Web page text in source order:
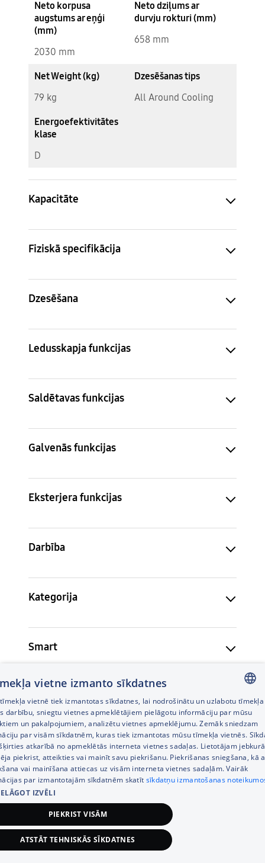
659,00€
Neto korpusa
augstums ar eņģi
(mm)
2030 mm
Neto dziļums ar
durvju rokturi (mm)
658 mm
Net Weight (kg)
79 kg
Dzesēšanas tips
All Around Cooling
Energoefektivitātes
klase
D
Kapacitāte
Fiziskā specifikācija
Dzesēšana
Ledusskapja funkcijas
Saldētavas funkcijas
Galvenās funkcijas
Eksterjera funkcijas
Darbība
Kategorija
Smart
Basic Information
Dizains un specifikācijas var tikt mainītas bez iepriekšēja
brīdinājuma.
Piedāvājums spēkā no 11.08.2025 līdz 14.08.2025.
Līdzīgas preces
LATVIAN
RUSSIAN
ENGLISH
vietne izmanto sīkdatnes
vietnē tiek izmantotas sīkdatnes, lai nodrošinātu un uzlabotu tīmekļa
darbību, sniegtu vietnes apmeklētājiem pielāgotu informāciju par mūsu
un pakalpojumiem, analizētu vietnes apmeklējumu. Zemāk sniedzam
par visām sīkdatnēm, kuras tiek izmantotas mūsu tīmekļa vietnēs.
atkarībā no apmeklētās interneta vietnes sadaļas. Lietotājam
piekrist, atteikties vai mainīt savu piekrišanu. Piekrišanas sniegšana, kā
vai mainīšana attiecas uz visām interneta vietnes sadaļām. Vairāk
par izmantotajām sīkdatnēm skatīt sīkdatņu izmantošanas
IZVĒLI
PIEKRIST VISĀM
ATSTĀT TEHNISKĀS SĪKDATNES